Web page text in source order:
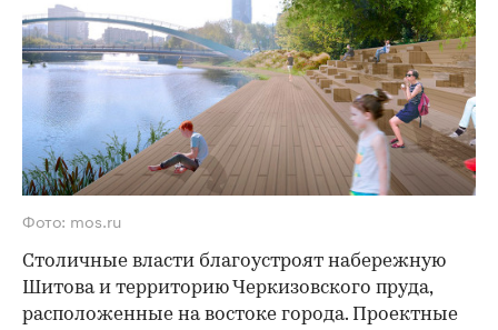
Фото: mos.ru
Столичные власти благоустроят набережную
Шитова и территорию Черкизовского пруда,
расположенные на востоке города. Проектные